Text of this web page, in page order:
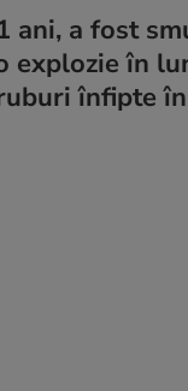
a fost
explozie în
înfipte